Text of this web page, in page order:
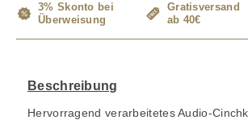
3% Skonto bei
Überweisung
Gratisversand
ab 40€
Beschreibung
Hervorragend verarbeitetes Audio-